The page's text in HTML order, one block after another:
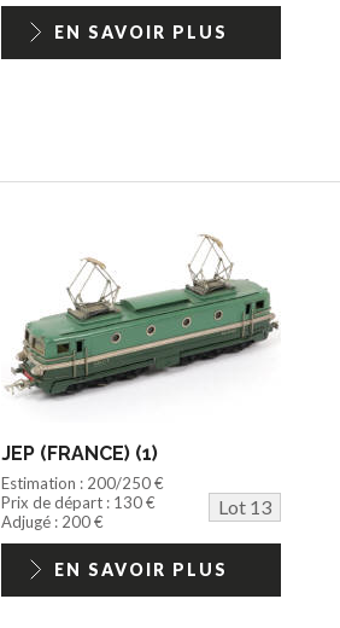
EN SAVOIR PLUS
JEP (FRANCE) (1)
Estimation : 200/250 €
Prix de départ : 130 €
Lot 13
Adjugé : 200 €
EN SAVOIR PLUS